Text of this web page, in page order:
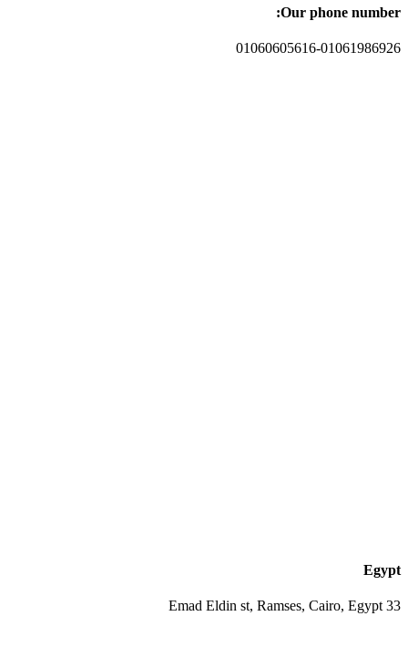
Our phone number:
01060605616-01061986926
Egypt
33 Emad Eldin st, Ramses, Cairo, Egypt